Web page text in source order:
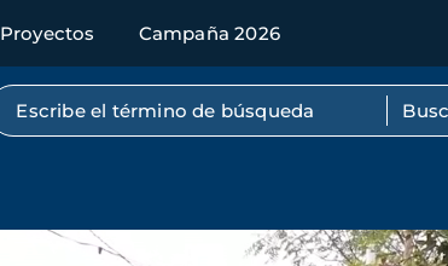
Proyectos Campaña 2026
Búsqueda por texto completo